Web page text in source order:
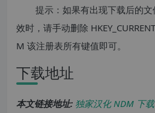
提示：如果有出现下载后的
效时，请手动删除
M 该注册表所有键值即可。
下载地址
本文链接地址: 独家汉化 NDM 下